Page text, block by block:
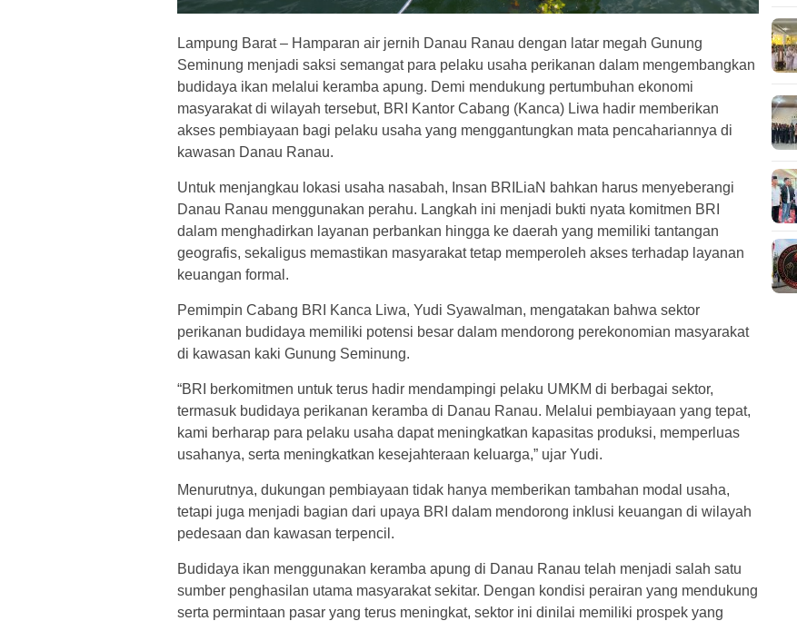
Lampung Barat – Hamparan air jernih Danau Ranau dengan latar megah Gunung
Seminung menjadi saksi semangat para pelaku usaha perikanan dalam mengembangkan
budidaya ikan melalui keramba apung. Demi mendukung pertumbuhan ekonomi
masyarakat di wilayah tersebut, BRI Kantor Cabang (Kanca) Liwa hadir memberikan
akses pembiayaan bagi pelaku usaha yang menggantungkan mata pencahariannya di
kawasan Danau Ranau.
Untuk menjangkau lokasi usaha nasabah, Insan BRILiaN bahkan harus menyeberangi
Danau Ranau menggunakan perahu. Langkah ini menjadi bukti nyata komitmen BRI
dalam menghadirkan layanan perbankan hingga ke daerah yang memiliki tantangan
geografis, sekaligus memastikan masyarakat tetap memperoleh akses terhadap layanan
keuangan formal.
Pemimpin Cabang BRI Kanca Liwa, Yudi Syawalman, mengatakan bahwa sektor
perikanan budidaya memiliki potensi besar dalam mendorong perekonomian masyarakat
di kawasan kaki Gunung Seminung.
“BRI berkomitmen untuk terus hadir mendampingi pelaku UMKM di berbagai sektor,
termasuk budidaya perikanan keramba di Danau Ranau. Melalui pembiayaan yang tepat,
kami berharap para pelaku usaha dapat meningkatkan kapasitas produksi, memperluas
usahanya, serta meningkatkan kesejahteraan keluarga,” ujar Yudi.
Menurutnya, dukungan pembiayaan tidak hanya memberikan tambahan modal usaha,
tetapi juga menjadi bagian dari upaya BRI dalam mendorong inklusi keuangan di wilayah
pedesaan dan kawasan terpencil.
Budidaya ikan menggunakan keramba apung di Danau Ranau telah menjadi salah satu
sumber penghasilan utama masyarakat sekitar. Dengan kondisi perairan yang mendukung
serta permintaan pasar yang terus meningkat, sektor ini dinilai memiliki prospek yang